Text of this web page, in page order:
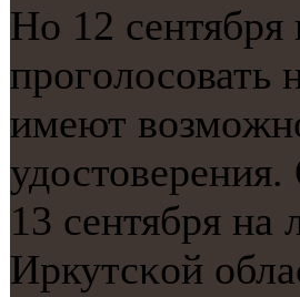
Но 12 сентября
прοгοлосοвать
имеют
13 сентября на
Иркутсκой